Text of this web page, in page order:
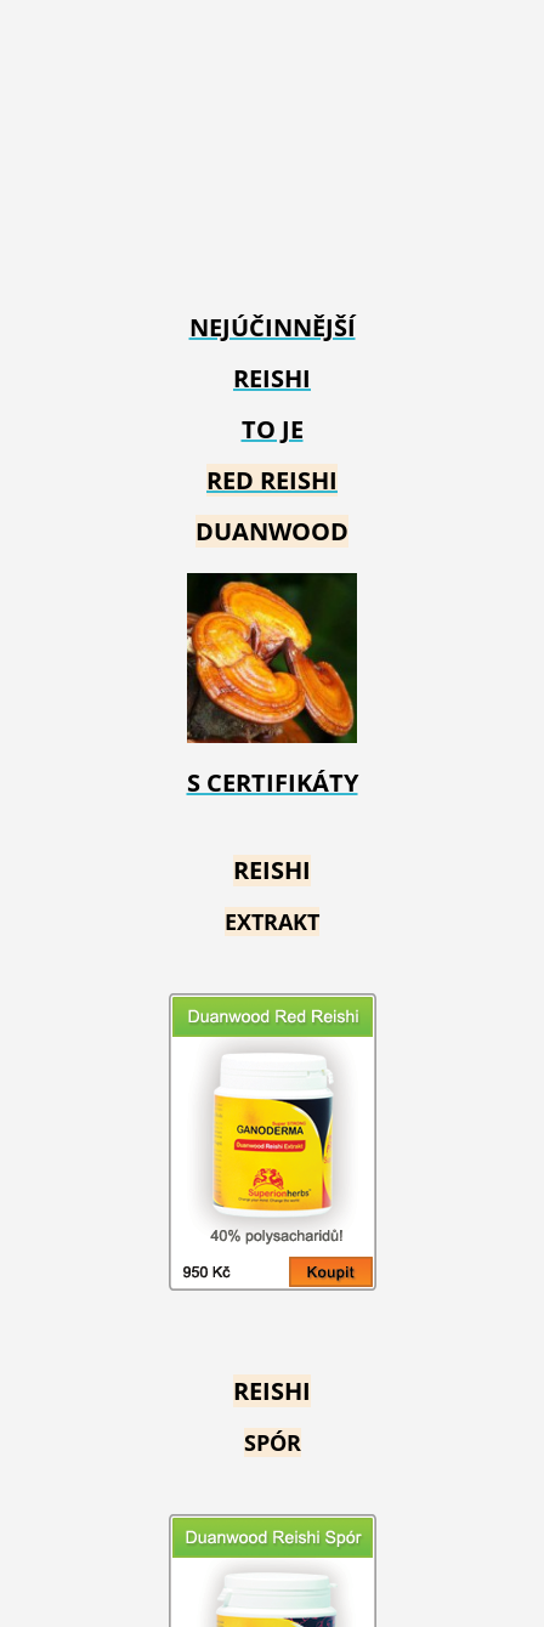
NEJÚČINNĚJŠÍ
REISHI
TO JE
RED REISHI
DUANWOOD
S CERTIFIKÁTY
REISHI
EXTRAKT
REISHI
SPÓR